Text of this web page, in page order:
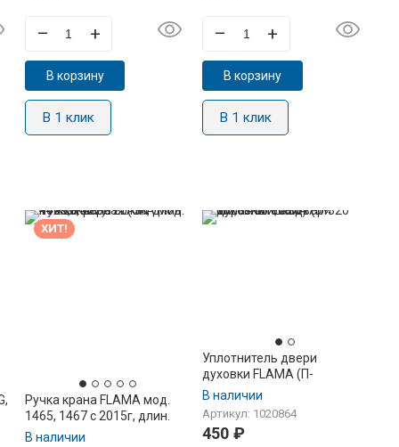
– +
В корзину
В 1 клик
– +
В корзину
В 1 клик
ХИТ!
Ручка крана FLAMA мод.
1465, 1467 с 2015г, длин.
ножка, черная (GN
В наличии
Уплотнитель двери
духовки FLAMA (П-
образный, 320*75*320 мм,
1465.00.30)
В наличии
Артикул: 1020864
450₽